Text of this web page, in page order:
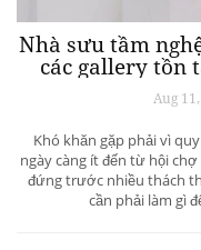
Nhà sưu tầm
các gallery tồn
Aug
Khó khăn gặp phải vì
ngày càng ít đến từ hội
đứng trước nhiều thách
cần phải làm gì